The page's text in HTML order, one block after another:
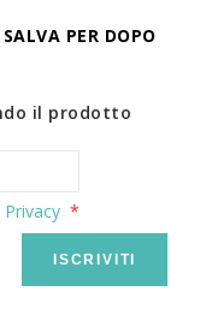
SALVA PER DOPO
il prodotto
Privacy
ISCRIVITI